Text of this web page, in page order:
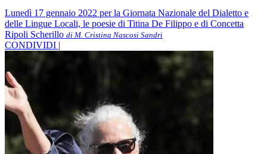
Lunedì 17 gennaio 2022 per la Giornata Nazionale del Dialetto e
delle Lingue Locali, le poesie di Titina De Filippo e di Concetta
Ripoli Scherillo di M. Cristina Nascosi Sandri
CONDIVIDI |